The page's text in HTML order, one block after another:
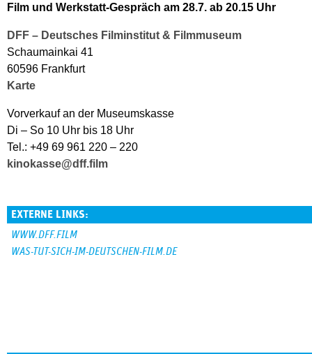
Film und Werkstatt-Gespräch am 28.7. ab 20.15 Uhr
DFF – Deutsches Filminstitut & Filmmuseum
Schaumainkai 41
60596 Frankfurt
Karte
Vorverkauf an der Museumskasse
Di – So 10 Uhr bis 18 Uhr
Tel.: +49 69 961 220 – 220
kinokasse@dff.film
EXTERNE LINKS:
WWW.DFF.FILM
WAS-TUT-SICH-IM-DEUTSCHEN-FILM.DE